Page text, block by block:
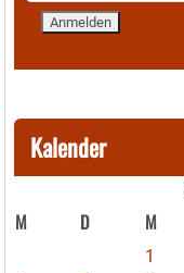
Kalender
M D M
1